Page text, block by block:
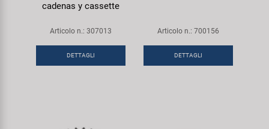
cadenas y cassette
Articolo n.: 307013
DETTAGLI
Articolo n.: 700156
DETTAGLI